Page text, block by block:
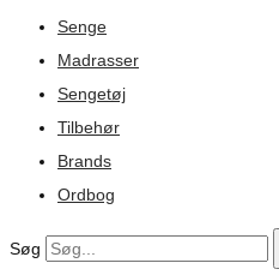
Senge
Madrasser
Sengetøj
Tilbehør
Brands
Ordbog
Søg